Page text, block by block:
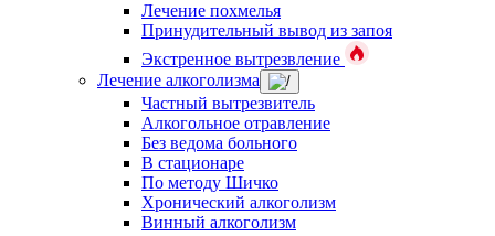
Лечение похмелья
Принудительный вывод из запоя
Экстренное вытрезвление
Лечение алкоголизма
Частный вытрезвитель
Алкогольное отравление
Без ведома больного
В стационаре
По методу Шичко
Хронический алкоголизм
Винный алкоголизм